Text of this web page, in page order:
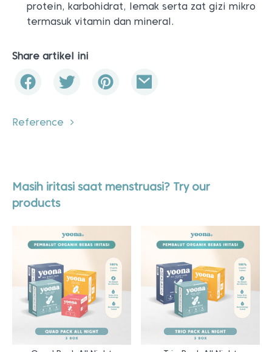
protein, karbohidrat, lemak serta zat gizi mikro
termasuk vitamin dan mineral.
Share artikel ini
Reference
Masih iritasi saat menstruasi? Try our
products